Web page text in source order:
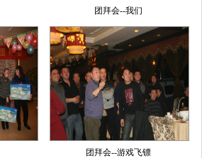
团拜会--我们
团拜会--游戏飞镖